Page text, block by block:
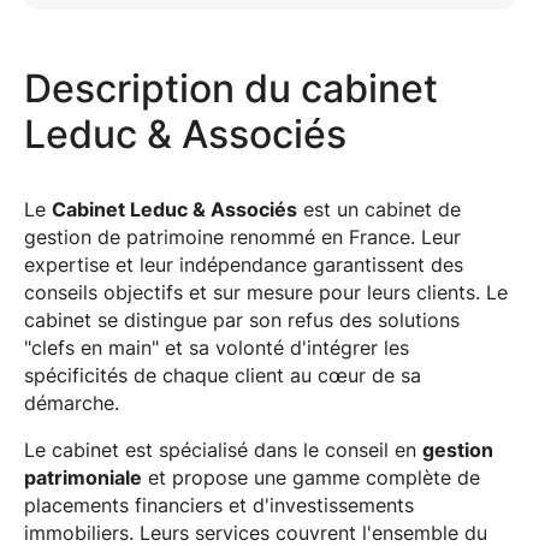
Description du cabinet
Leduc & Associés
Le Cabinet Leduc & Associésest un cabinet de
gestion de patrimoine renommé en France. Leur
expertise et leur indépendance garantissent des
conseils objectifs et sur mesure pour leurs clients. Le
cabinet se distingue par son refus des solutions
"clefs en main" et sa volonté d'intégrer les
spécificités de chaque client au cœur de sa
démarche.
Le cabinet est spécialisé dans le conseil en gestion
patrimoniale et propose une gamme complète de
placements financiers et d'investissements
immobiliers. Leurs services couvrent l'ensemble du